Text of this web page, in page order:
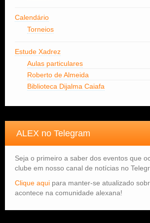
Calendário
Torneios
Estude Xadrez
Aulas particulares
Roberto de Almeida
Biblioteca Dijalma Caiafa
ALEX no Telegram
Seja o primeiro a saber dos eventos que
clube em nosso canal de notícias no
Clique aqui para manter-se atualizado
acontece na comunidade alexana!